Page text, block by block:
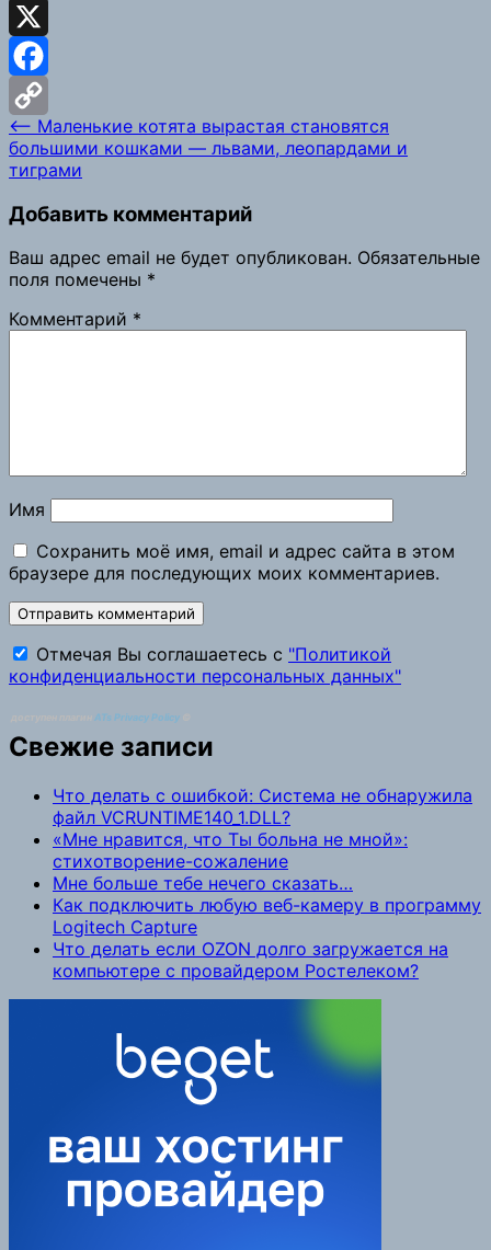
Odnoklassniki
X
Facebook
Copy
Link
Навигация
по
⟵ Маленькие котята вырастая становятся
большими кошками — львами, леопардами и
тиграми
Добавить комментарий
Ваш адрес email не будет опубликован. Обязательные
поля помечены *
Комментарий *
Имя
Сохранить моё имя, email и адрес сайта в этом
браузере для последующих моих комментариев.
Отмечая Вы соглашаетесь с "Политикой
конфиденциальности персональных данных"
ATs Privacy Policy
Свежие записи
Что делать с ошибкой: Система не обнаружила
файл VCRUNTIME140_1.DLL?
«Мне нравится, что Ты больна не мной»:
стихотворение-сожаление
Мне больше тебе нечего сказать…
Как подключить любую веб-камеру в программу
Logitech Capture
Что делать если OZON долго загружается на
компьютере с провайдером Ростелеком?